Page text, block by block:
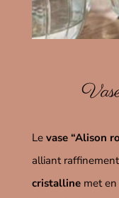
Le vase “Alison
alliant
cristalline met